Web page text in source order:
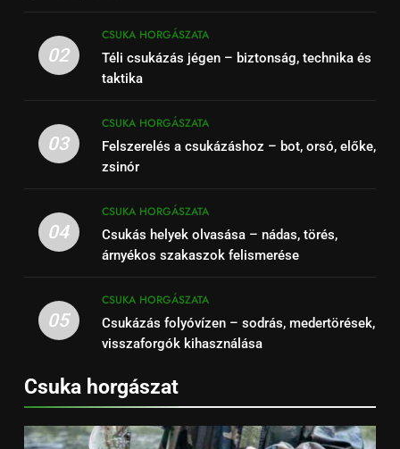
02
CSUKA HORGÁSZATA
Téli csukázás jégen – biztonság, technika és
taktika
03
CSUKA HORGÁSZATA
Felszerelés a csukázáshoz – bot, orsó, előke,
zsinór
04
CSUKA HORGÁSZATA
Csukás helyek olvasása – nádas, törés,
árnyékos szakaszok felismerése
05
CSUKA HORGÁSZATA
Csukázás folyóvízen – sodrás, medertörések,
visszaforgók kihasználása
Csuka horgászat